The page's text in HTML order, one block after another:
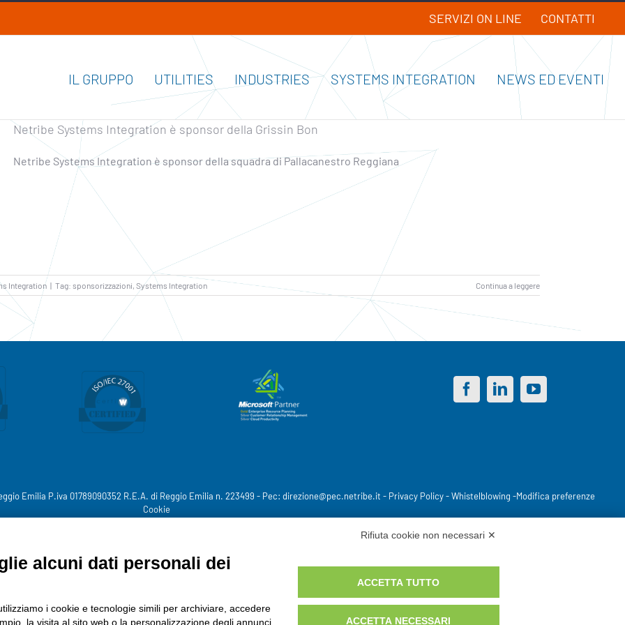
SERVIZI ON LINE CONTATTI
IL GRUPPO UTILITIES INDUSTRIES SYSTEMS INTEGRATION NEWS ED EVENTI
Netribe Systems Integration è sponsor della Grissin Bon
Netribe Systems Integration è sponsor della squadra di Pallacanestro Reggiana
Integration | Tag: sponsorizzazioni, Systems Integration Continua a leggere
Emilia P.iva 01789090352 R.E.A. di Reggio Emilia n. 223499 - Pec: direzione@pec.netribe.it - Privacy Policy-Whistelblowing -Modifica preferenze
Cookie
Rifiuta cookie non necessari ✕
alcuni dati personali dei
i cookie e tecnologie simili per archiviare, accedere
la visita al sito web o la personalizzazione degli annunci.
ACCETTA TUTTO
ACCETTA NECESSARI